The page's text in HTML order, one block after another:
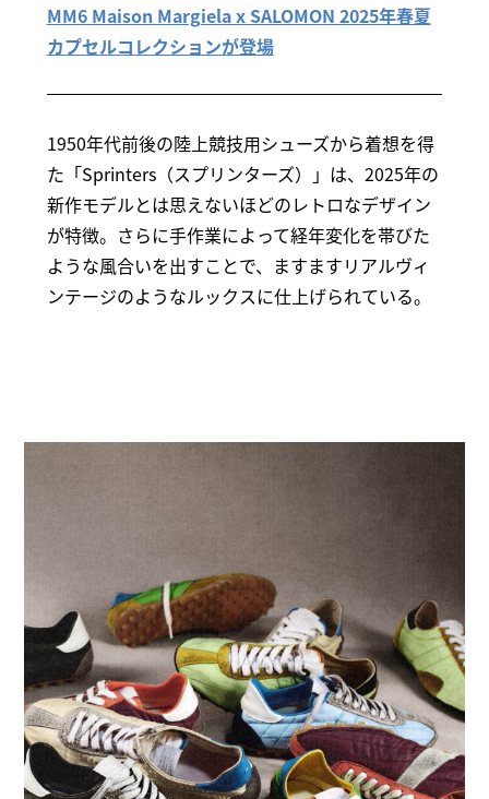
MM6 Maison Margiela x SALOMON 2025年春夏
カプセルコレクションが登場
1950年代前後の陸上競技用シューズから着想を得
た「Sprinters（スプリンターズ）」は、2025年の
新作モデルとは思えないほどのレトロなデザイン
が特徴。さらに手作業によって経年変化を帯びた
ような風合いを出すことで、ますますリアルヴィ
ンテージのようなルックスに仕上げられている。